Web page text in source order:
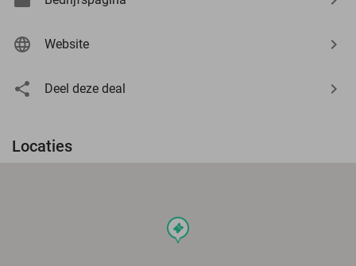
Website
Deel deze deal
Locaties
events